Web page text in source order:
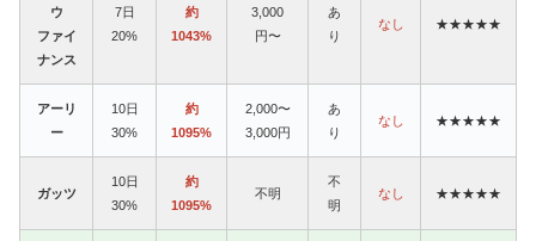
ウ
ファイ
ナンス
7日
20%
約
1043%
3,000
円〜
あ
り
なし ★★★★★
アーリ
ー
10日
30%
約
1095%
2,000〜
3,000円
あ
り
なし ★★★★★
ガッツ
10日
30%
約
1095%
不明
不
明
なし ★★★★★